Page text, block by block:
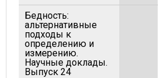
Бедность:
альтернативные
подходы к
определению и
измерению.
Научные доклады.
Выпуск 24